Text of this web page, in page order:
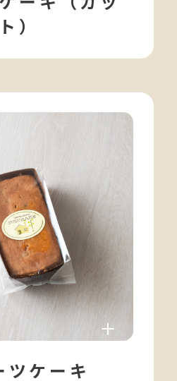
ト）
ツケーキ